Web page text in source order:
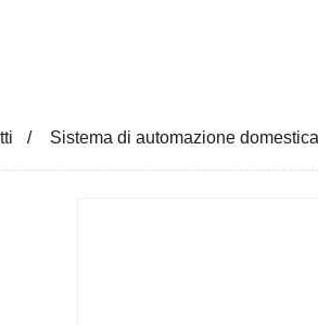
Sistema di automazione